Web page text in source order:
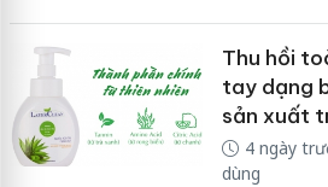
Thu hồi
tay dạng
sản xuất
4 ngày
dùng